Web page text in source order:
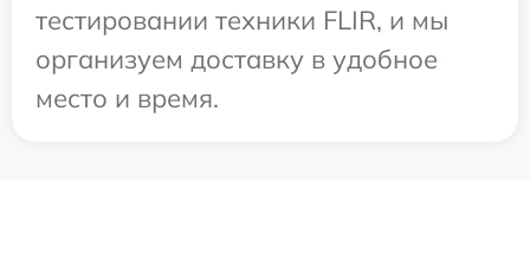
тестировании техники FLIR, и мы
организуем доставку в удобное
место и время.